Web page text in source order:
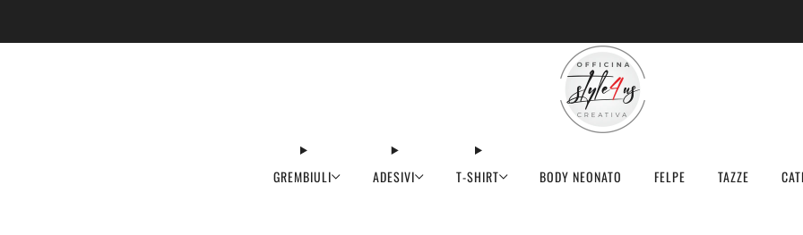
GREMBIULI ADESIVI T-SHIRT BODY NEONATO FELPE TAZZE